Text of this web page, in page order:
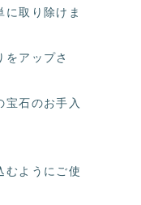
に取り除けま
アップさ
宝石のお手入
むようにご使